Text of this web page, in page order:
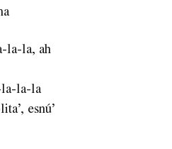
la-la, ah
la-la
esnú’